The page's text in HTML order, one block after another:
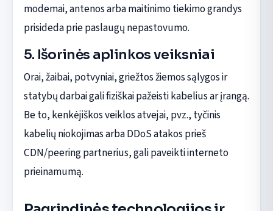
modemai, antenos arba maitinimo tiekimo grandys
prisideda prie paslaugų nepastovumo.
5. Išorinės aplinkos veiksniai
Orai, žaibai, potvyniai, griežtos žiemos sąlygos ir
statybų darbai gali fiziškai pažeisti kabelius ar įrangą.
Be to, kenkėjiškos veiklos atvejai, pvz., tyčinis
kabelių niokojimas arba DDoS atakos prieš
CDN/peering partnerius, gali paveikti interneto
prieinamumą.